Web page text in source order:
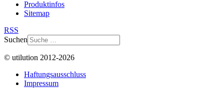
Produktinfos
Sitemap
RSS
Suchen
© utilution 2012-2026
Haftungsausschluss
Impressum